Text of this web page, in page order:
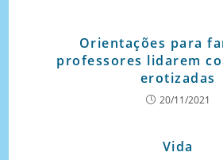
Orientações para
professores lidarem
erotizadas
20/11/2021
Vida